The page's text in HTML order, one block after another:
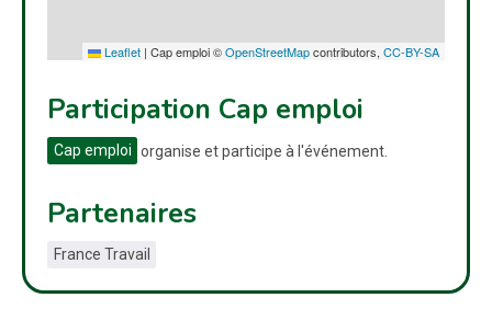
Leaflet | Cap emploi ©OpenStreetMapcontributors, CC-BY-SA
Participation Cap emploi
Cap emploi organise et participe à l'événement.
Partenaires
France Travail